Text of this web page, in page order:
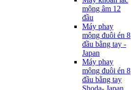
mộng âm 12
đầu
Máy phay
mộng đuôi én 8
đầu bằng tay -
Japan
Máy phay
mộng đuôi én 8
đầu bằng tay
Shoda- Japan